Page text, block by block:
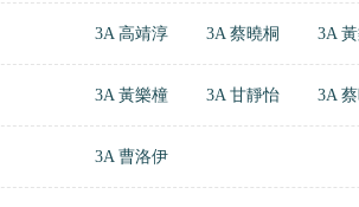
3A 高靖淳 3A 蔡曉桐 3A
3A 黃樂橦 3A 甘靜怡 3A
3A 曹洛伊